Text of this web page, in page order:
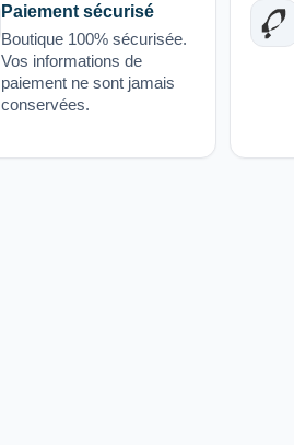
Paiement sécurisé
Boutique 100% sécurisée.
Vos informations de
paiement ne sont jamais
conservées.